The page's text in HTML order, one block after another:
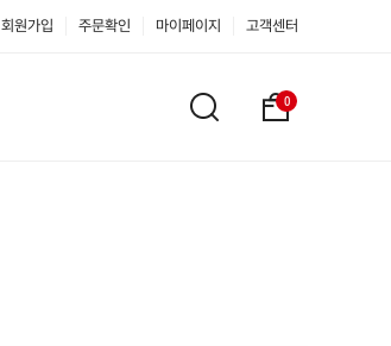
회원가입 주문확인 마이페이지 고객센터
0
개